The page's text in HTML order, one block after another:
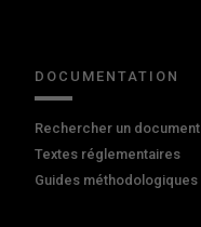
DOCUMENTATION
Rechercher un document
Textes réglementaires
Guides méthodologiques